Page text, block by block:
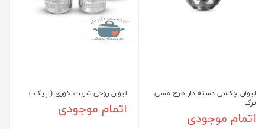
لیوان چکشی دسته دار طرح مسی
ترک
اتمام موجودی
لیوان روحی شربت خوری ( پیک )
اتمام موجودی